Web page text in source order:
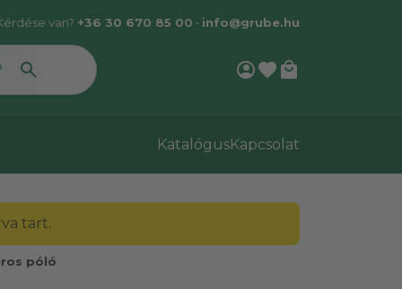
van? +36 30 670 85 00 • info@grube.hu
account_circlefavorite local_mall
KatalógusKapcsolat
tart.
póló